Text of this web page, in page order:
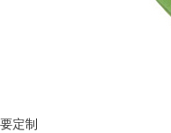
定制